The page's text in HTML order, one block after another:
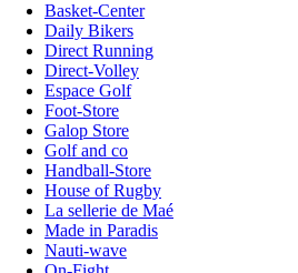
Basket-Center
Daily Bikers
Direct Running
Direct-Volley
Espace Golf
Foot-Store
Galop Store
Golf and co
Handball-Store
House of Rugby
La sellerie de Maé
Made in Paradis
Nauti-wave